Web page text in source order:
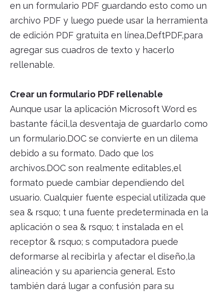
en un formulario PDF guardando esto como un
archivo PDF y luego puede usar la herramienta
de edición PDF gratuita en línea,DeftPDF,para
agregar sus cuadros de texto y hacerlo
rellenable.
Crear un formulario PDF rellenable
Aunque usar la aplicación Microsoft Word es
bastante fácil,la desventaja de guardarlo como
un formulario.DOC se convierte en un dilema
debido a su formato. Dado que los
archivos.DOC son realmente editables,el
formato puede cambiar dependiendo del
usuario. Cualquier fuente especial utilizada que
sea & rsquo; t una fuente predeterminada en la
aplicación o sea & rsquo; t instalada en el
receptor & rsquo; s computadora puede
deformarse al recibirla y afectar el diseño,la
alineación y su apariencia general. Esto
también dará lugar a confusión para su